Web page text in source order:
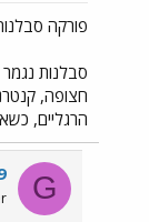
פורקה
סבלנות
חצופה,
הרגליים,
G